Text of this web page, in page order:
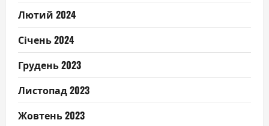
Лютий 2024
Січень 2024
Грудень 2023
Листопад 2023
Жовтень 2023